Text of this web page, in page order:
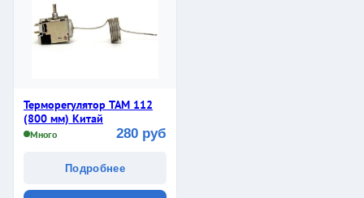
Терморегулятор ТАМ 112
(800 мм) Китай
Много 280 руб
Подробнее